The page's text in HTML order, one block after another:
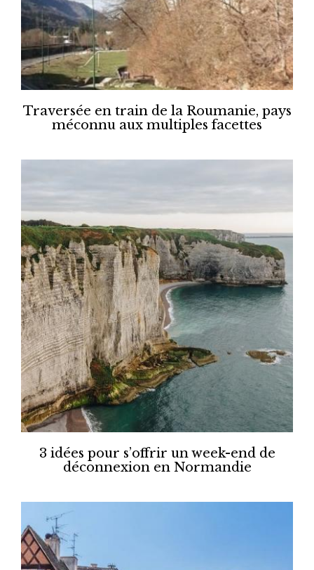
Traversée en train de la Roumanie, pays
méconnu aux multiples facettes
3 idées pour s’offrir un week-end de
déconnexion en Normandie